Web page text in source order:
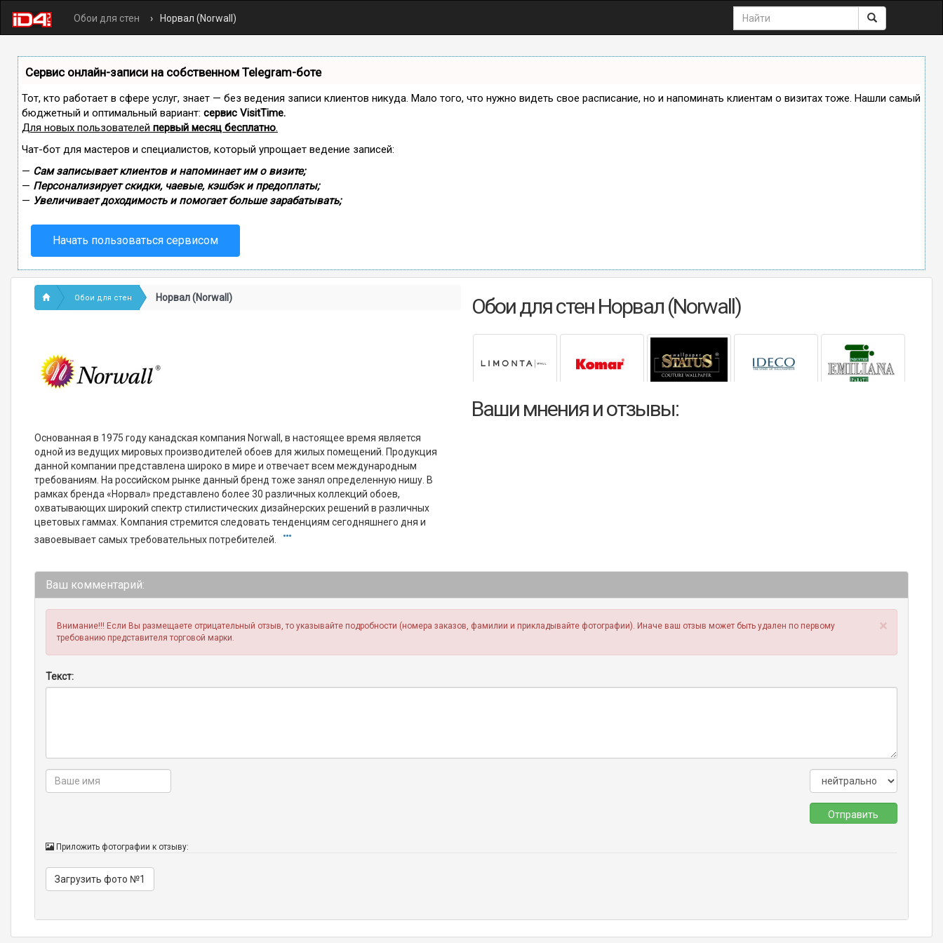
Обои для стен Норвал (Norwall)
Сервис онлайн-записи на собственном Telegram-боте
Тот, кто работает в сфере услуг, знает — без ведения записи клиентов никуда. Мало того, что нужно видеть свое расписание, но и напоминать клиентам о визитах тоже. Нашли самый
бюджетный и оптимальный вариант: сервис VisitTime.
Для новых пользователей первый месяц бесплатно.
Чат-бот для мастеров и специалистов, который упрощает ведение записей:
— Сам записывает клиентов и напоминает им о визите;
— Персонализирует скидки, чаевые, кэшбэк и предоплаты;
— Увеличивает доходимость и помогает больше зарабатывать;
Начать пользоваться сервисом
Обои для стен Норвал (Norwall)
Основанная в 1975 году канадская компания Norwall, в настоящее время является
одной из ведущих мировых производителей обоев для жилых помещений. Продукция
данной компании представлена широко в мире и отвечает всем международным
требованиям. На российском рынке данный бренд тоже занял определенную нишу. В
рамках бренда «Норвал» представлено более 30 различных коллекций обоев,
охватывающих широкий спектр стилистических дизайнерских решений в различных
цветовых гаммах. Компания стремится следовать тенденциям сегодняшнего дня и
завоевывает самых требовательных потребителей.
Обои для стен Норвал (Norwall)
Ваши мнения и отзывы:
Ваш комментарий:
×
Внимание!!! Если Вы размещаете отрицательный отзыв, то указывайте подробности (номера заказов, фамилии и прикладывайте фотографии). Иначе ваш отзыв может быть удален по первому
требованию представителя торговой марки.
Текст:
Отправить
Приложить фотографии к отзыву:
Загрузить фото №1